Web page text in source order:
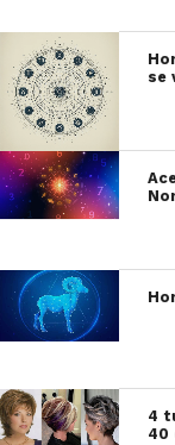
se
4
40